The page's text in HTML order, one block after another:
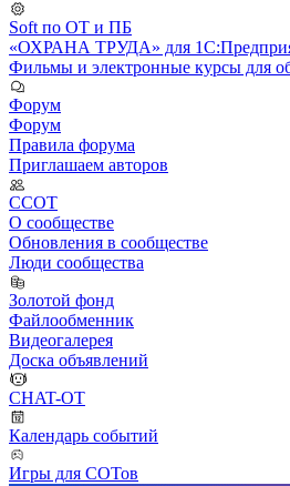
Soft по ОТ и ПБ
«ОХРАНА ТРУДА» для
Фильмы и электронные курсы для
Форум
Форум
Правила форума
Приглашаем авторов
ССОТ
О сообществе
Обновления в сообществе
Люди сообщества
Золотой фонд
Файлообменник
Видеогалерея
Доска объявлений
CHAT-OT
Календарь событий
Игры для СОТов